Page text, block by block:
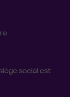
social est